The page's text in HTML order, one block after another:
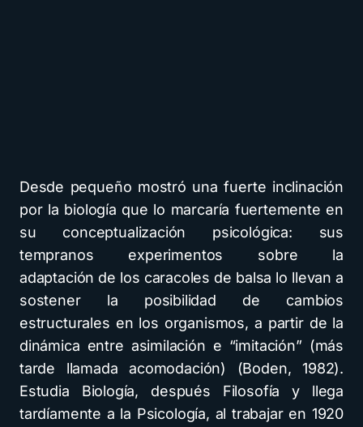
Desde pequeño mostró una fuerte inclinación
por la biología que lo marcaría fuertemente en
su conceptualización psicológica: sus
tempranos experimentos sobre la
adaptación de los caracoles de balsa lo llevan a
sostener la posibilidad de cambios
estructurales en los organismos, a partir de la
dinámica entre asimilación e “imitación” (más
tarde llamada acomodación) (Boden, 1982).
Estudia Biología, después Filosofía y llega
tardíamente a la Psicología, al trabajar en 1920